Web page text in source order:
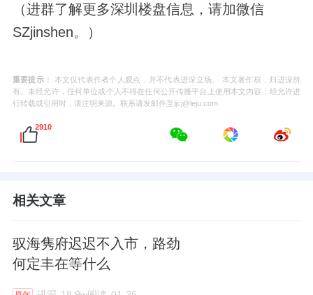
（进群了解更多深圳楼盘信息，请加微信
SZjinshen。）
重要提示：
本文仅代表作者个人观点，并不代表进深立场。 本文著作权，归进深所
有。未经允许，任何单位或个人不得在任何公开传播平台上使用本文内容；经允许进
行转载或引用时，请注明来源。联系请发邮件至ljcj@leju.com
2910
相关文章
驭海隽府迟迟不入市，路劲
何定丰在等什么